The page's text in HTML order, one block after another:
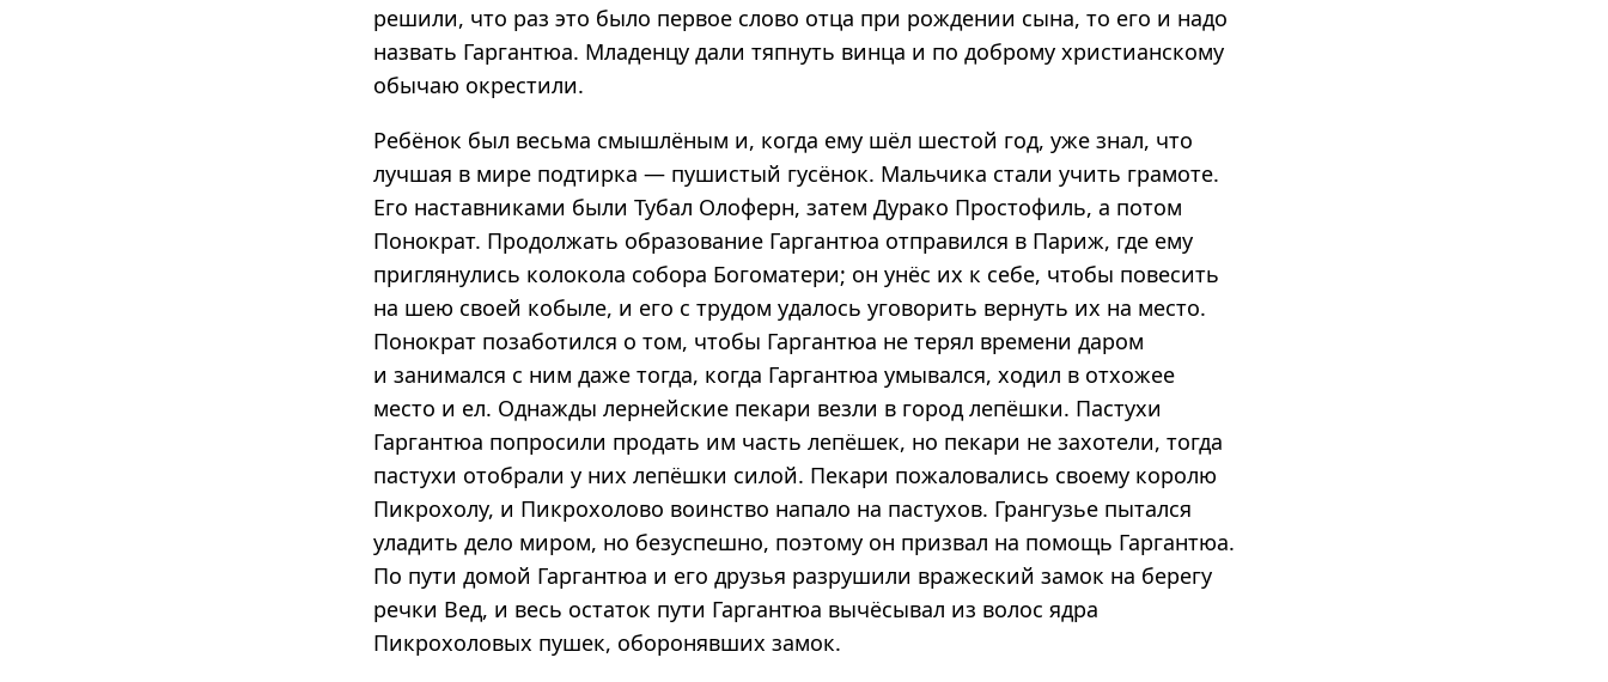
решили, что раз это было первое слово отца при рождении сына, то его и надо
назвать Гаргантюа. Младенцу дали тяпнуть винца и по доброму христианскому
обычаю окрестили.
Ребёнок был весьма смышлёным и, когда ему шёл шестой год, уже знал, что
лучшая в мире подтирка — пушистый гусёнок. Мальчика стали учить грамоте.
Его наставниками были Тубал Олоферн, затем Дурако Простофиль, а потом
Понократ. Продолжать образование Гаргантюа отправился в Париж, где ему
приглянулись колокола собора Богоматери; он унёс их к себе, чтобы повесить
на шею своей кобыле, и его с трудом удалось уговорить вернуть их на место.
Понократ позаботился о том, чтобы Гаргантюа не терял времени даром
и занимался с ним даже тогда, когда Гаргантюа умывался, ходил в отхожее
место и ел. Однажды лернейские пекари везли в город лепёшки. Пастухи
Гаргантюа попросили продать им часть лепёшек, но пекари не захотели, тогда
пастухи отобрали у них лепёшки силой. Пекари пожаловались своему королю
Пикрохолу, и Пикрохолово воинство напало на пастухов. Грангузье пытался
уладить дело миром, но безуспешно, поэтому он призвал на помощь Гаргантюа.
По пути домой Гаргантюа и его друзья разрушили вражеский замок на берегу
речки Вед, и весь остаток пути Гаргантюа вычёсывал из волос ядра
Пикрохоловых пушек, оборонявших замок.